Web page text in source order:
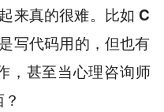
来真的很难。比如 C
写代码用的，但也有
，甚至当心理咨询师